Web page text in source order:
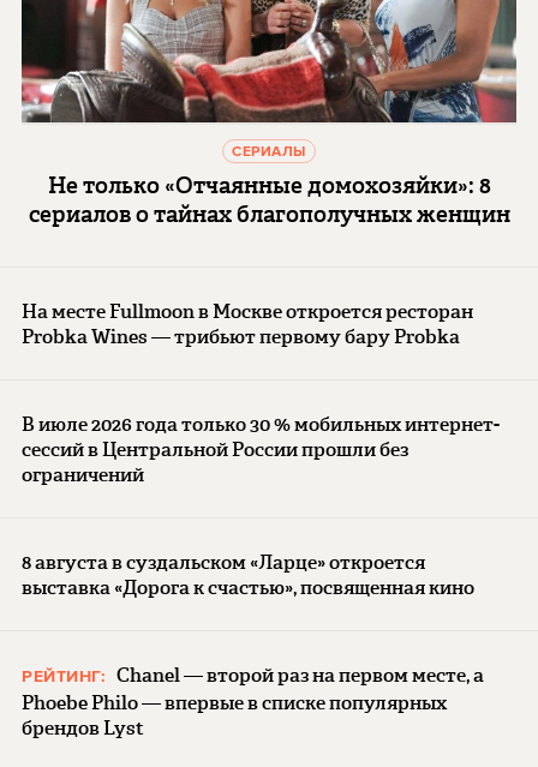
СЕРИАЛЫ
Не только «Отчаянные домохозяйки»: 8
сериалов о тайнах благополучных женщин
На месте Fullmoon в Москве откроется ресторан
Probka Wines — трибьют первому бару Probka
В июле 2026 года только 30 % мобильных интернет-
сессий в Центральной России прошли без
ограничений
8 августа в суздальском «Ларце» откроется
выставка «Дорога к счастью», посвященная кино
РЕЙТИНГ: Chanel — второй раз на первом месте, а
Phoebe Philo — впервые в списке популярных
брендов Lyst